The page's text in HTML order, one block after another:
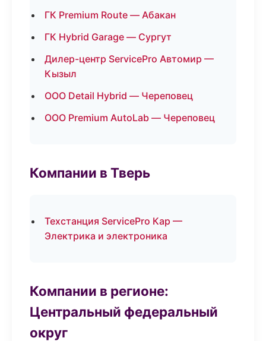
ГК Premium Route — Абакан
ГК Hybrid Garage — Сургут
Дилер-центр ServicePro Автомир —
Кызыл
ООО Detail Hybrid — Череповец
ООО Premium AutoLab — Череповец
Компании в Тверь
Техстанция ServicePro Кар —
Электрика и электроника
Компании в регионе:
Центральный федеральный
округ